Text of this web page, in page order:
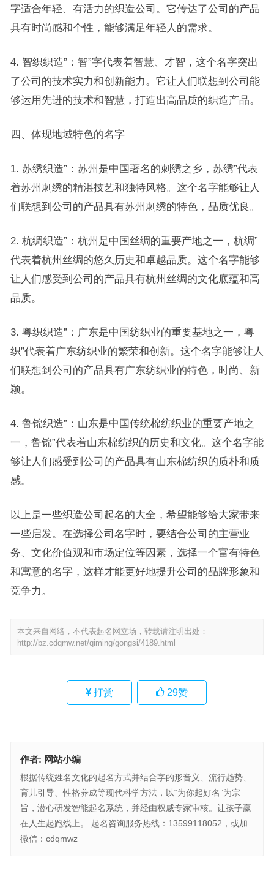
字适合年轻、有活力的织造公司。它传达了公司的产品
具有时尚感和个性，能够满足年轻人的需求。
4. 智织织造”：智”字代表着智慧、才智，这个名字突出
了公司的技术实力和创新能力。它让人们联想到公司能
够运用先进的技术和智慧，打造出高品质的织造产品。
四、体现地域特色的名字
1. 苏绣织造”：苏州是中国著名的刺绣之乡，苏绣”代表
着苏州刺绣的精湛技艺和独特风格。这个名字能够让人
们联想到公司的产品具有苏州刺绣的特色，品质优良。
2. 杭绸织造”：杭州是中国丝绸的重要产地之一，杭绸”
代表着杭州丝绸的悠久历史和卓越品质。这个名字能够
让人们感受到公司的产品具有杭州丝绸的文化底蕴和高
品质。
3. 粤织织造”：广东是中国纺织业的重要基地之一，粤
织”代表着广东纺织业的繁荣和创新。这个名字能够让人
们联想到公司的产品具有广东纺织业的特色，时尚、新
颖。
4. 鲁锦织造”：山东是中国传统棉纺织业的重要产地之
一，鲁锦”代表着山东棉纺织的历史和文化。这个名字能
够让人们感受到公司的产品具有山东棉纺织的质朴和质
感。
以上是一些织造公司起名的大全，希望能够给大家带来
一些启发。在选择公司名字时，要结合公司的主营业
务、文化价值观和市场定位等因素，选择一个富有特色
和寓意的名字，这样才能更好地提升公司的品牌形象和
竞争力。
本文来自网络，不代表起名网立场，转载请注明出处：
http://bz.cdqmw.net/qiming/gongsi/4189.html
打赏 29赞
作者: 网站小编
根据传统姓名文化的起名方式并结合字的形音义、流行趋势、
育儿引导、性格养成等现代科学方法，以“为你起好名”为宗
旨，潜心研发智能起名系统，并经由权威专家审核。让孩子赢
在人生起跑线上。 起名咨询服务热线：13599118052，或加
微信：cdqmwz